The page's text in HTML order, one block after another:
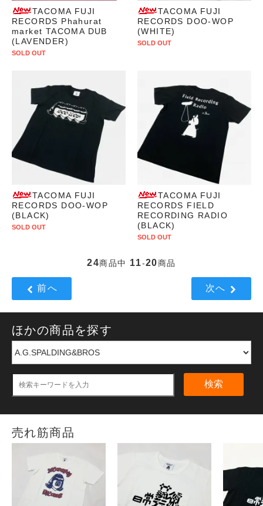
TACOMA FUJI
RECORDS Phahurat
market TACOMA DUB
(LAVENDER)
SOLD OUT
TACOMA FUJI
RECORDS DOO-WOP
(WHITE)
SOLD OUT
TACOMA FUJI
RECORDS DOO-WOP
(BLACK)
SOLD OUT
TACOMA FUJI
RECORDS FIELD
RECORDING RADIO
(BLACK)
SOLD OUT
24商品中 11-20商品
前へ 次へ
ほかの商品を探す
検索
売れ筋商品